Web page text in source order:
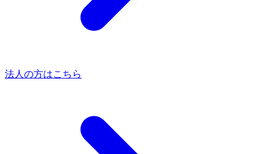
法人の方はこちら